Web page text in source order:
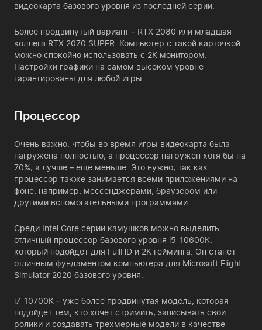
видеокарта базового уровня из последней серии.
Более продвинутый вариант – RTX 2080 или младшая
коллега RTX 2070 SUPER. Компьютер с такой карточкой
можно спокойно использовать с 2К монитором.
Настройки графики на самом высоком уровне
гарантированы для любой игры.
Процессор
Очень важно, чтобы во время игры видеокарта была
нагружена полностью, а процессор нагружен хотя бы на
70%, а лучше – еще меньше. Это нужно, так как
процессор также занимается всеми приложениями на
фоне, например, мессенджерами, браузером или
другими вспомогательными программами.
Среди Intel Core серии камушков можно выделить
отличный процессор базового уровня i5-10600K,
который подойдет для FullHD и 2К гейминга. Он станет
отличным фундаментом компьютера для Microsoft Flight
Simulator 2020 базового уровня.
i7-10700K – уже более продвинутая модель, которая
подойдет тем, кто хочет стримить, записывать свои
ролики и создавать трехмерные модели в качестве